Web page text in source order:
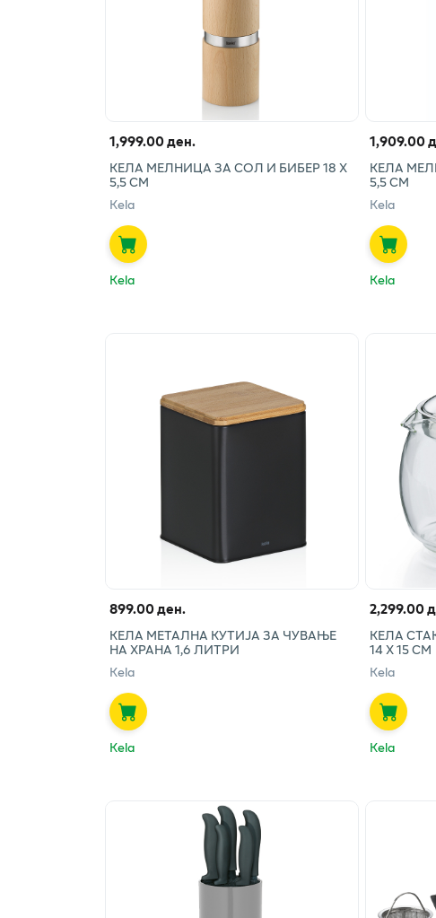
1,999.00 ден.
КЕЛА МЕЛНИЦА ЗА СОЛ И БИБЕР 18 Х
5,5 СМ
Kela
Kela
1,909.00
КЕЛА
5,5 СМ
Kela
Kela
899.00 ден.
КЕЛА МЕТАЛНА КУТИЈА ЗА ЧУВАЊЕ
НА ХРАНА 1,6 ЛИТРИ
Kela
Kela
2,299.00
КЕЛА
14 Х 15 СМ
Kela
Kela